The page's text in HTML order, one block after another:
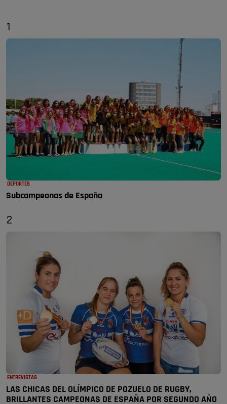
1
DEPORTES
Subcampeonas de España
2
ENTREVISTAS
LAS CHICAS DEL OLÍMPICO DE POZUELO DE RUGBY,
BRILLANTES CAMPEONAS DE ESPAÑA POR SEGUNDO AÑO